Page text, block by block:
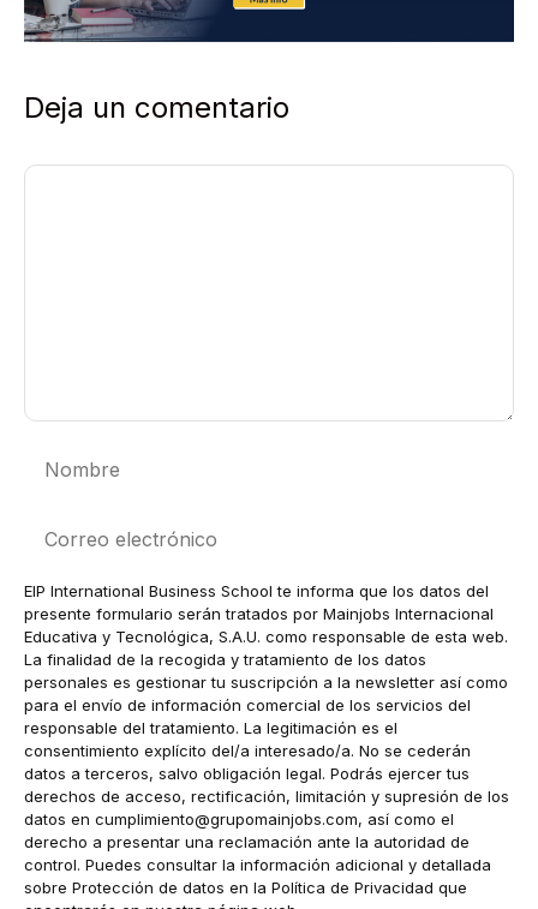
Deja un comentario
Comentario
electrónico
EIP International Business School te informa que los datos del
presente formulario serán tratados por Mainjobs Internacional
Educativa y Tecnológica, S.A.U. como responsable de esta web.
La finalidad de la recogida y tratamiento de los datos
personales es gestionar tu suscripción a la newsletter así como
para el envío de información comercial de los servicios del
responsable del tratamiento. La legitimación es el
consentimiento explícito del/a interesado/a. No se cederán
datos a terceros, salvo obligación legal. Podrás ejercer tus
derechos de acceso, rectificación, limitación y supresión de los
datos en cumplimiento@grupomainjobs.com, así como el
derecho a presentar una reclamación ante la autoridad de
control. Puedes consultar la información adicional y detallada
sobre Protección de datos en la Política de Privacidad que